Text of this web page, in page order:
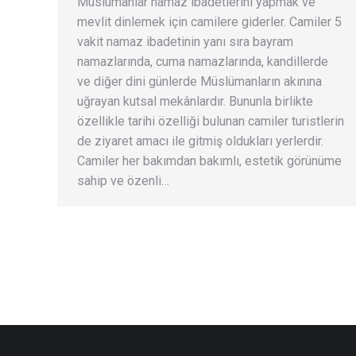
mevlit dinlemek için camilere giderler. Camiler 5
vakit namaz ibadetinin yanı sıra bayram
namazlarında, cuma namazlarında, kandillerde
ve diğer dini günlerde Müslümanların akınına
uğrayan kutsal mekânlardır. Bununla birlikte
özellikle tarihi özelliği bulunan camiler turistlerin
de ziyaret amacı ile gitmiş oldukları yerlerdir.
Camiler her bakımdan bakımlı, estetik görünüme
sahip ve özenli…